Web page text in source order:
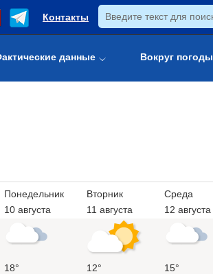
Контакты
данные Вокруг погоды
Понедельник
10 августа
Вторник
11 августа
Среда
12 августа
18° 12° 15°